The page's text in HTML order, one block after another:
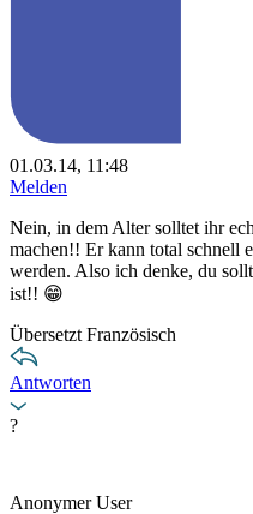
01.03.14, 11:48
Melden
Nein, in dem Alter solltet ihr
machen!! Er kann total schnell
werden. Also ich denke, du
ist!! 😁
Übersetzt Französisch
Antworten
?
Anonymer User